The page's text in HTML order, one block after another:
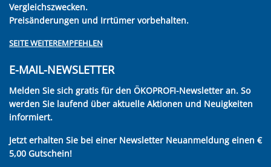
Vergleichszwecken.
Preisänderungen und Irrtümer vorbehalten.
SEITE WEITEREMPFEHLEN
E-MAIL-NEWSLETTER
Melden Sie sich gratis für den ÖKOPROFI-Newsletter an. So
werden Sie laufend über aktuelle Aktionen und Neuigkeiten
informiert.
Jetzt erhalten Sie bei einer Newsletter Neuanmeldung einen €
5,00 Gutschein!